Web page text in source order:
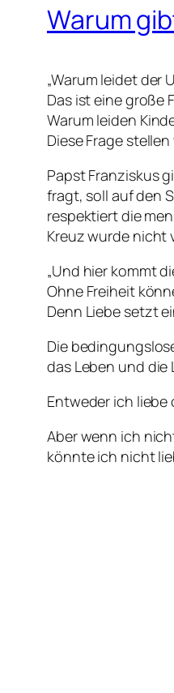
Warum
„Warum leidet der
Das ist eine große
Warum leiden
Diese Frage stellen
Papst Franziskus
fragt, soll auf den
respektiert die
Kreuz wurde nicht
„Und hier kommt
Ohne Freiheit
Denn Liebe setzt
Die
das Leben und die
Entweder ich liebe
Aber wenn ich
könnte ich nicht